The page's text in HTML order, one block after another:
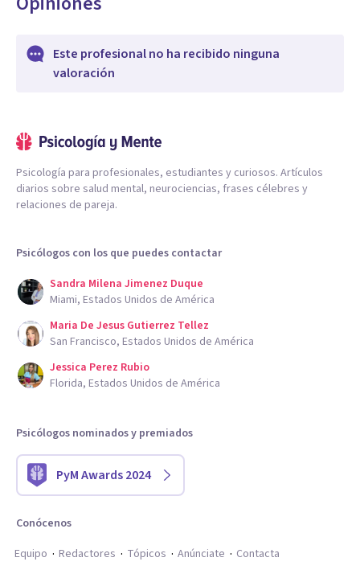
Este profesional no ha recibido ninguna
valoración
Psicología para profesionales, estudiantes y curiosos. Artículos
diarios sobre salud mental, neurociencias, frases célebres y
relaciones de pareja.
Psicólogos con los que puedes contactar
Sandra Milena Jimenez Duque
Miami, Estados Unidos de América
Maria De Jesus Gutierrez Tellez
San Francisco, Estados Unidos de América
Jessica Perez Rubio
Florida, Estados Unidos de América
Psicólogos nominados y premiados
PyM Awards 2024
Conócenos
Equipo
Redactores Tópicos Anúnciate Contacta